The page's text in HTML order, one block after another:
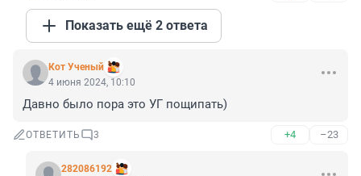
Показать ещё 2 ответа
Кот Ученый
4 июня 2024, 10:10
Давно было пора это УГ пощипать)
ОТВЕТИТЬ 3 +4 –23
282086192